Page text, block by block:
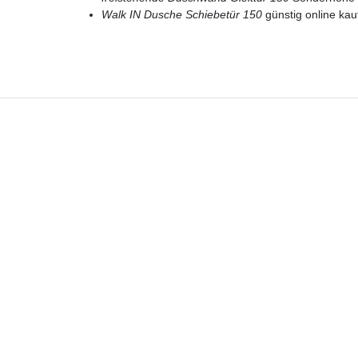
Walk IN Dusche Schiebetür 150 günstig online